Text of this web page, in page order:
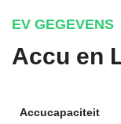
EV GEGEVENS
Accu en
Accucapaciteit